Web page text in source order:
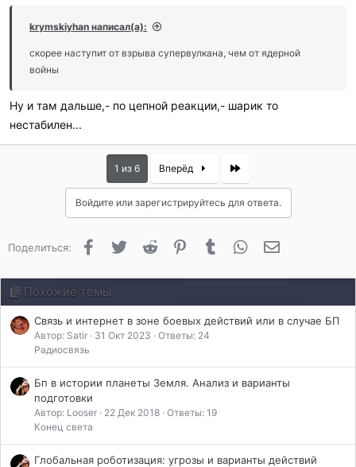
krymskiyhan написал(а):
скорее наступит от взрыва супервулкана, чем от ядерной
войны
Ну и там дальше,- по цепной реакции,- шарик то
нестабилен...
1 из 6 Вперёд Last
Войдите или зарегистрируйтесь для ответа.
Поделиться: FacebookTwitter Reddit PinterestTumblr WhatsApp
Похожие темы
Связь и интернет в зоне боевых действий или в случае БП
Автор: Satir 31 Окт 2023
Ответы: 24
Радиосвязь
Бп в истории планеты Земля. Анализ и варианты
подготовки
Автор: Looser 22 Дек 2018 Ответы: 19
Конец света
Глобальная роботизация: угрозы и варианты действий